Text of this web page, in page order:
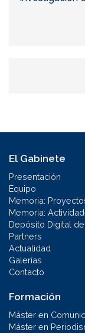
El Gabinete
Presentación
Equipo
Memoria:
Memoria:
Depósito Digital
Partners
Actualidad
Galerías
Contacto
Formación
Máster en
Máster en